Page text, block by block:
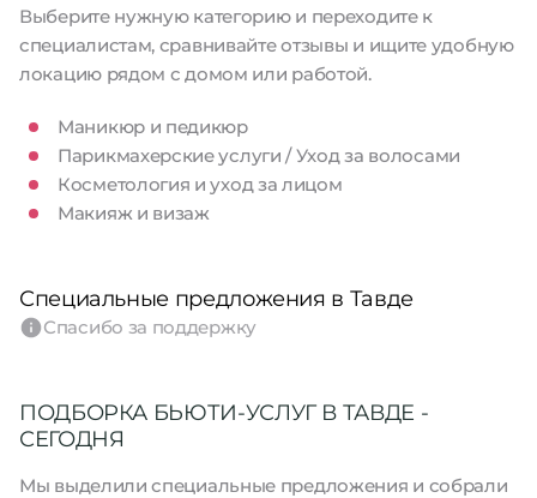
Выберите нужную категорию и переходите к
специалистам, сравнивайте отзывы и ищите удобную
локацию рядом с домом или работой.
Маникюр и педикюр
Парикмахерские услуги / Уход за волосами
Косметология и уход за лицом
Макияж и визаж
Специальные предложения в Тавде
Спасибо за поддержку
ПОДБОРКА БЬЮТИ-УСЛУГ В ТАВДЕ -
СЕГОДНЯ
Мы выделили специальные предложения и собрали